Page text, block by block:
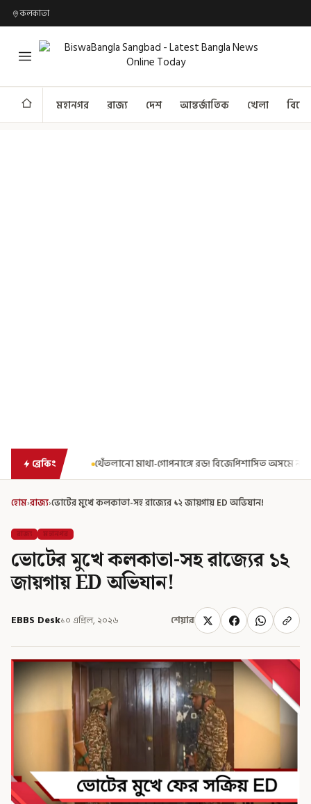
কলকাতা
মহানগর রাজ্য দেশ আন্তর্জাতিক খেলা
ব্রেকিং
রড! বিজেপিশাসিত অসমে নাবালিকার নৃশংস পরিণতি ব্রড
হোম›রাজ্য›ভোটের মুখে কলকাতা-সহ রাজ্যের ১২ জায়গায় ED অভিযান!
রাজ্য মহানগর
ভোটের মুখে কলকাতা-সহ রাজ্যের ১২
জায়গায় ED অভিযান!
EBBS Desk১০ এপ্রিল, ২০২৬ শেয়ার